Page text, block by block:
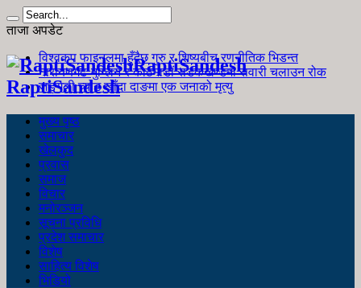
ताजा अपडेट
विश्वकप फाइनलमा हुँदैछ गुरु र शिष्यबीच रणनीतिक भिडन्त
नारायणगढ-मुग्लिन र काठमाडौं सडकखण्डमा सवारी चलाउन रोक
जङ्गली च्याउ खाँदा दाङमा एक जनाको मृत्यु
RaptiSandesh
RaptiSandesh
मुख्य पृष्ठ
समाचार
खेलकुद
प्रवास
समाज
विचार
मनोरञ्जन
सूचना प्रविधि
प्रदेश समाचार
विशेष
साहित्य विशेष
भिडियो